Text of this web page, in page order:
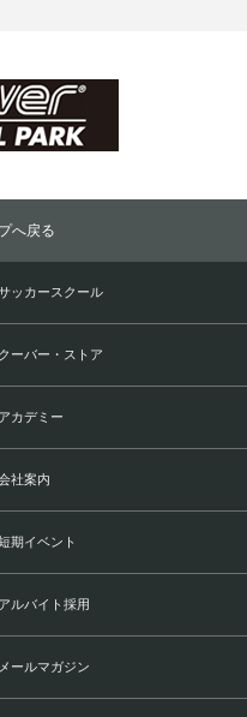
へ戻る
ッカースクール
クーバー・ストア
アカデミー
社案内
期イベント
アルバイト採用
メールマガジン